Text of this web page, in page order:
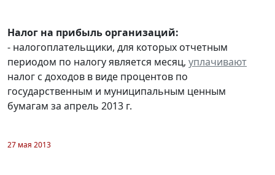
Налог на прибыль организаций:
- налогоплательщики, для которых отчетным
периодом по налогу является месяц, уплачивают
налог с доходов в виде процентов по
государственным и муниципальным ценным
бумагам за апрель 2013 г.
27 мая 2013